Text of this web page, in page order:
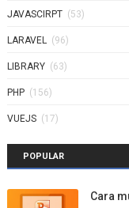
JAVASCIRPT (53)
LARAVEL (96)
LIBRARY (63)
PHP (156)
VUEJS (17)
POPULAR
Cara